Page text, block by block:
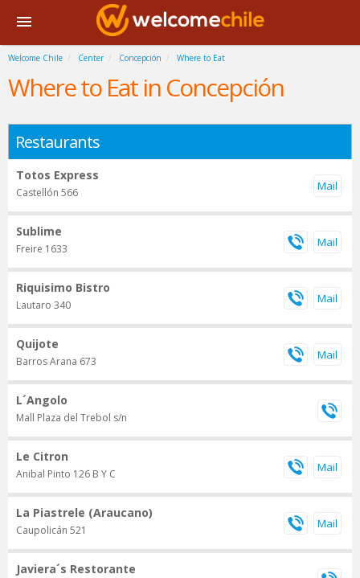
Welcome Chile Center Concepción Where to Eat
Where to Eat in Concepción
Restaurants
Totos Express
Castellón 566
Sublime
Freire 1633
Riquisimo Bistro
Lautaro 340
Quijote
Barros Arana 673
L´Angolo
Mall Plaza del Trebol s/n
Le Citron
Anibal Pinto 126 B Y C
La Piastrele (Araucano)
Caupolicán 521
Javiera´s Restorante